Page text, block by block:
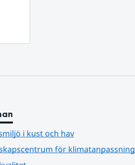
i kust och hav
för klimatanpassning